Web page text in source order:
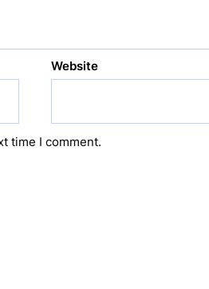
Website
time I comment.